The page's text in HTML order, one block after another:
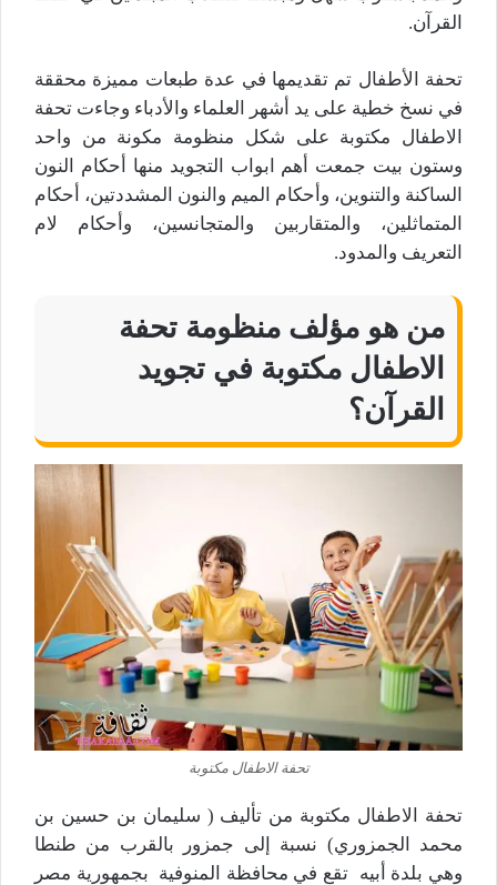
القرآن.
تحفة الأطفال تم تقديمها في عدة طبعات مميزة محققة
في نسخ خطية على يد أشهر العلماء والأدباء وجاءت تحفة
الاطفال مكتوبة على شكل منظومة مكونة من واحد
وستون بيت جمعت أهم ابواب التجويد منها أحكام النون
الساكنة والتنوين، وأحكام الميم والنون المشددتين، أحكام
المتماثلين، والمتقاربين والمتجانسين، وأحكام لام
التعريف والمدود.
من هو مؤلف منظومة تحفة
الاطفال مكتوبة في تجويد
القرآن؟
تحفة الاطفال مكتوبة
تحفة الاطفال مكتوبة من تأليف ( سليمان بن حسين بن
محمد الجمزوري) نسبة إلى جمزور بالقرب من طنطا
وهي بلدة أبيه تقع في محافظة المنوفية بجمهورية مصر